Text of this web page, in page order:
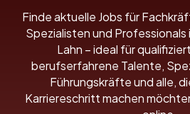
Finde aktuelle Jobs für
Spezialisten und Professionals
Lahn – ideal für
berufserfahrene Talente,
Führungskräfte und alle,
Karriereschritt machen